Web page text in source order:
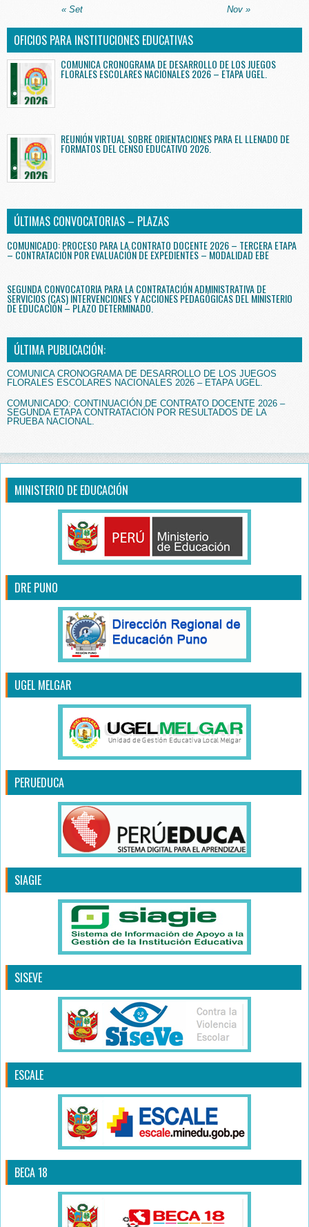
« Set Nov »
OFICIOS PARA INSTITUCIONES EDUCATIVAS
COMUNICA CRONOGRAMA DE DESARROLLO DE LOS JUEGOS
FLORALES ESCOLARES NACIONALES 2026 – ETAPA UGEL.
REUNIÓN VIRTUAL SOBRE ORIENTACIONES PARA EL LLENADO DE
FORMATOS DEL CENSO EDUCATIVO 2026.
ÚLTIMAS CONVOCATORIAS – PLAZAS
COMUNICADO: PROCESO PARA LA CONTRATO DOCENTE 2026 – TERCERA ETAPA
– CONTRATACIÓN POR EVALUACIÓN DE EXPEDIENTES – MODALIDAD EBE
SEGUNDA CONVOCATORIA PARA LA CONTRATACIÓN ADMINISTRATIVA DE
SERVICIOS (CAS) INTERVENCIONES Y ACCIONES PEDAGÓGICAS DEL MINISTERIO
DE EDUCACIÓN – PLAZO DETERMINADO.
ÚLTIMA PUBLICACIÓN:
COMUNICA CRONOGRAMA DE DESARROLLO DE LOS JUEGOS
FLORALES ESCOLARES NACIONALES 2026 – ETAPA UGEL.
COMUNICADO: CONTINUACIÓN DE CONTRATO DOCENTE 2026 –
SEGUNDA ETAPA CONTRATACIÓN POR RESULTADOS DE LA
PRUEBA NACIONAL.
MINISTERIO DE EDUCACIÓN
DRE PUNO
UGEL MELGAR
PERUEDUCA
SIAGIE
SISEVE
ESCALE
BECA 18